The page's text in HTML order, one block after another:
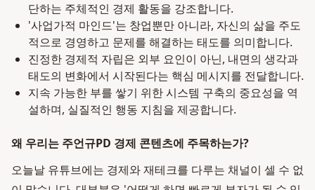
단하는 주체적인 경제 활동을 강조합니다.
'사업가적 마인드'는 창업뿐만 아니라, 자신의 삶을 주도
적으로 경영하고 문제를 해결하는 태도를 의미합니다.
진정한 경제적 자립은 외부 요인이 아닌, 내면의 생각과
태도의 변화에서 시작된다는 핵심 메시지를 전달합니다.
지속 가능한 부를 쌓기 위한 시스템 구축의 중요성을 역
설하며, 실질적인 행동 지침을 제공합니다.
왜 우리는 주언규PD 경제 콘텐츠에 주목하는가?
오늘날 유튜브에는 경제와 재테크를 다루는 채널이 셀 수 없